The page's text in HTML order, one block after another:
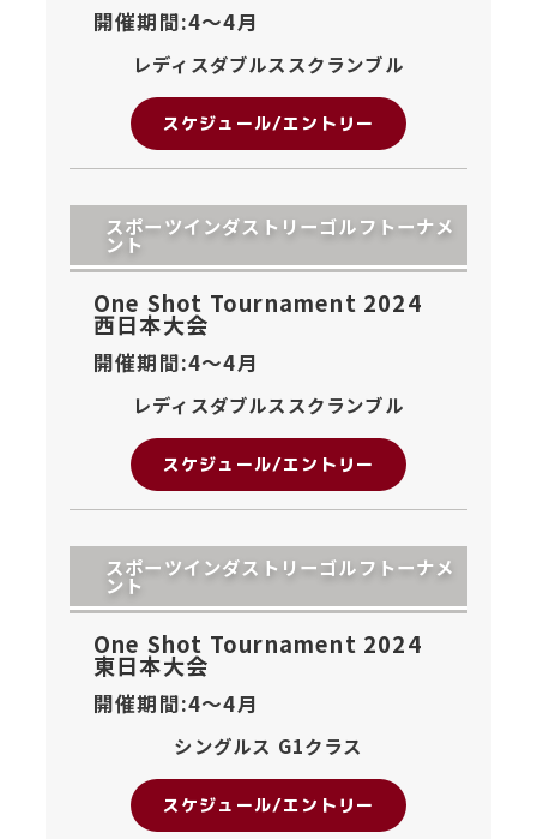
開催期間:4〜4月
レディスダブルススクランブル
スケジュール/エントリー
スポーツインダストリーゴルフトーナメ
ント
One Shot Tournament 2024
西日本大会
開催期間:4〜4月
レディスダブルススクランブル
スケジュール/エントリー
スポーツインダストリーゴルフトーナメ
ント
One Shot Tournament 2024
東日本大会
開催期間:4〜4月
シングルス G1クラス
スケジュール/エントリー